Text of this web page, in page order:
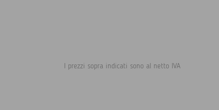
I prezzi sopra indicati sono al netto IVA